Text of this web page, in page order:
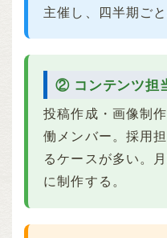
主催し、四半期ご
② コンテンツ担
投稿作成・画像制
働メンバー。採用
るケースが多い。
に制作する。